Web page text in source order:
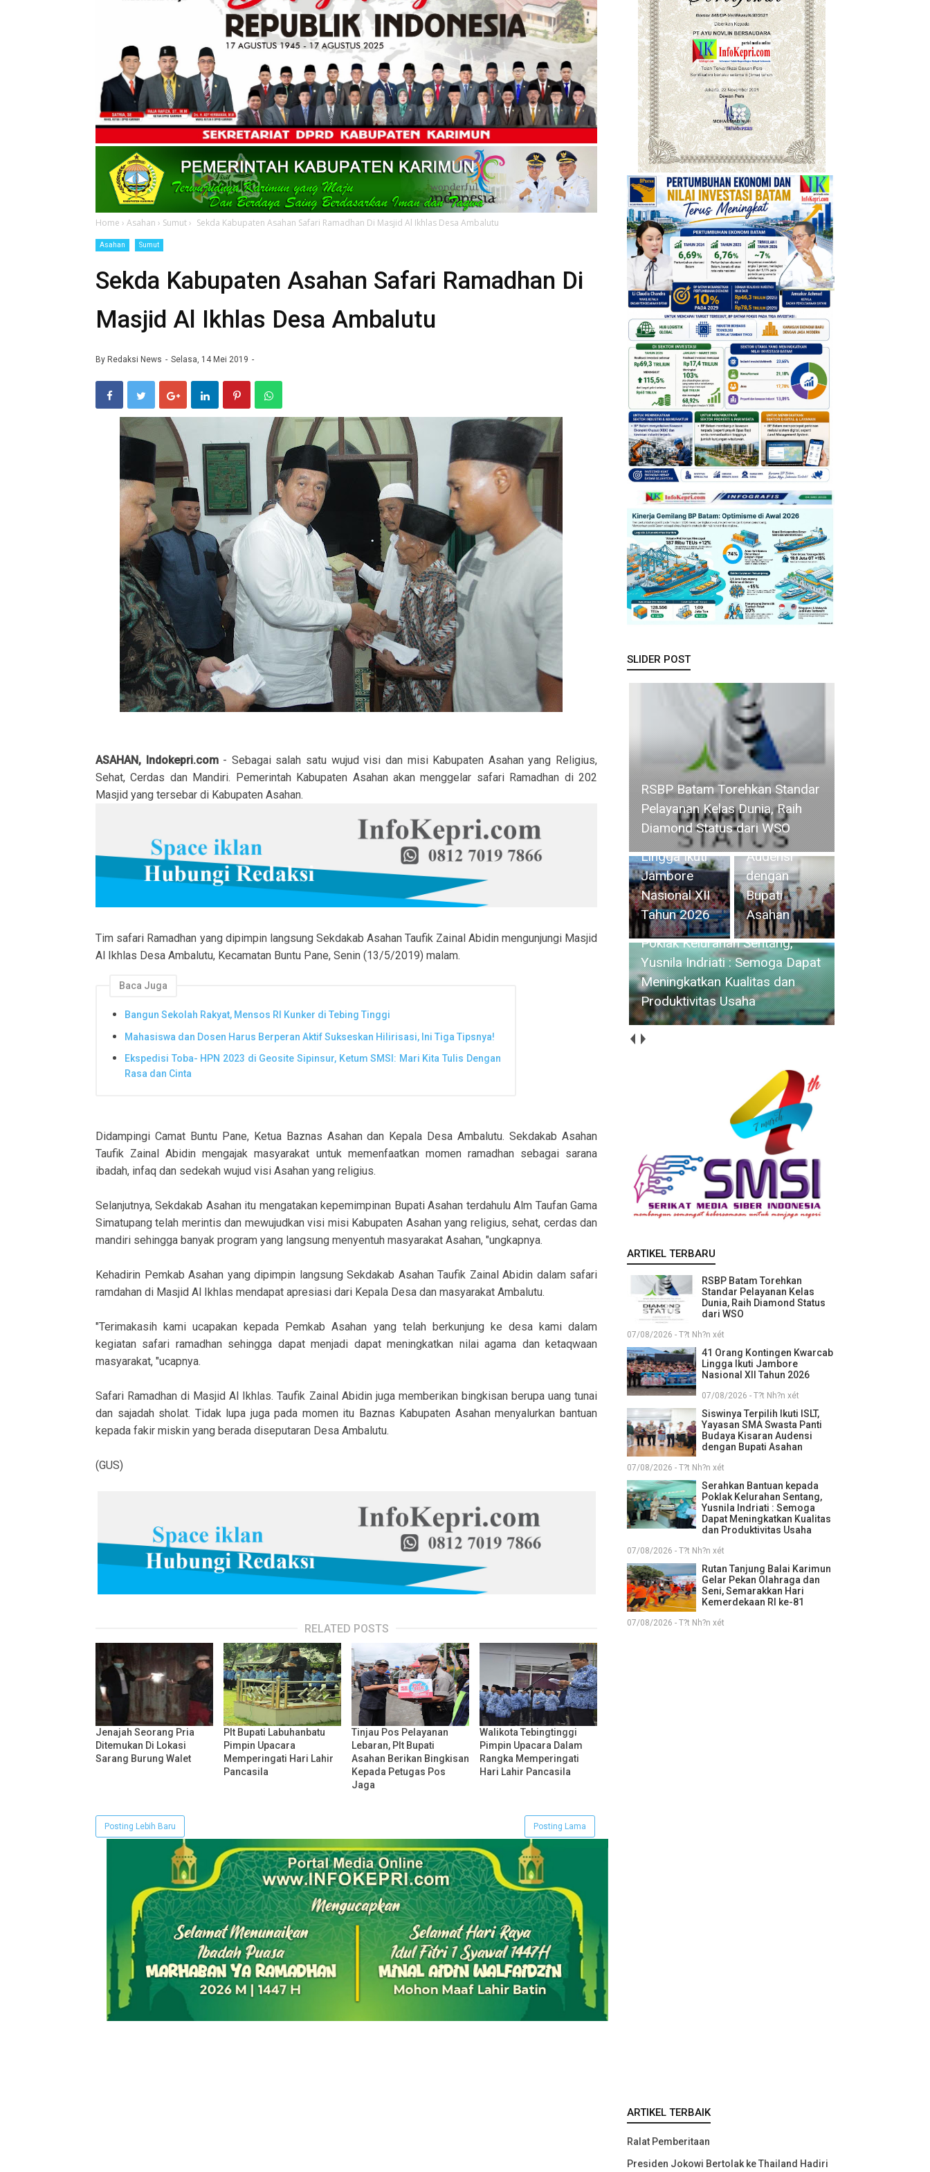
Home › Asahan › Sumut› Sekda Kabupaten Asahan Safari Ramadhan Di Masjid Al Ikhlas Desa Ambalutu
Asahan Sumut
Sekda Kabupaten Asahan Safari Ramadhan Di
Masjid Al Ikhlas Desa Ambalutu
By Redaksi News Selasa, 14 Mei 2019
ASAHAN, Indokepri.com - Sebagai salah satu wujud visi dan misi Kabupaten Asahan yang Religius,
Sehat, Cerdas dan Mandiri. Pemerintah Kabupaten Asahan akan menggelar safari Ramadhan di 202
Masjid yang tersebar di Kabupaten Asahan.
Tim safari Ramadhan yang dipimpin langsung Sekdakab Asahan Taufik Zainal Abidin mengunjungi Masjid
Al Ikhlas Desa Ambalutu, Kecamatan Buntu Pane, Senin (13/5/2019) malam.
Baca Juga
Bangun Sekolah Rakyat, Mensos RI Kunker di Tebing Tinggi
Mahasiswa dan Dosen Harus Berperan Aktif Sukseskan Hilirisasi, Ini Tiga Tipsnya!
Ekspedisi Toba- HPN 2023 di Geosite Sipinsur, Ketum SMSI: Mari Kita Tulis Dengan
Rasa dan Cinta
Didampingi Camat Buntu Pane, Ketua Baznas Asahan dan Kepala Desa Ambalutu. Sekdakab Asahan
Taufik Zainal Abidin mengajak masyarakat untuk memenfaatkan momen ramadhan sebagai sarana
ibadah, infaq dan sedekah wujud visi Asahan yang religius.
Selanjutnya, Sekdakab Asahan itu mengatakan kepemimpinan Bupati Asahan terdahulu Alm Taufan Gama
Simatupang telah merintis dan mewujudkan visi misi Kabupaten Asahan yang religius, sehat, cerdas dan
mandiri sehingga banyak program yang langsung menyentuh masyarakat Asahan, "ungkapnya.
Kehadirin Pemkab Asahan yang dipimpin langsung Sekdakab Asahan Taufik Zainal Abidin dalam safari
ramdahan di Masjid Al Ikhlas mendapat apresiasi dari Kepala Desa dan masyarakat Ambalutu.
"Terimakasih kami ucapakan kepada Pemkab Asahan yang telah berkunjung ke desa kami dalam
kegiatan safari ramadhan sehingga dapat menjadi dapat meningkatkan nilai agama dan ketaqwaan
masyarakat, "ucapnya.
Safari Ramadhan di Masjid Al Ikhlas. Taufik Zainal Abidin juga memberikan bingkisan berupa uang tunai
dan sajadah sholat. Tidak lupa juga pada momen itu Baznas Kabupaten Asahan menyalurkan bantuan
kepada fakir miskin yang berada diseputaran Desa Ambalutu.
(GUS)
RELATED POSTS
Jenajah Seorang Pria
Ditemukan Di Lokasi
Sarang Burung Walet
Plt Bupati Labuhanbatu
Pimpin Upacara
Memperingati Hari Lahir
Pancasila
Tinjau Pos Pelayanan
Lebaran, Plt Bupati
Asahan Berikan Bingkisan
Kepada Petugas Pos
Jaga
Walikota Tebingtinggi
Pimpin Upacara Dalam
Rangka Memperingati
Hari Lahir Pancasila
Posting Lebih Baru Posting Lama
SLIDER POST
41 Orang
Kontingen
Kwarcab Lingga
Ikuti Jambore
Nasional XII
Tahun 2026
Siswinya
Terpilih Ikuti
ISLT,
Yayasan
SMA Swasta
Panti
Budaya
Kisaran
Audensi
dengan
Bupati
Asahan
Serahkan Bantuan kepada
Poklak Kelurahan Sentang,
Yusnila Indriati : Semoga
Dapat Meningkatkan
Kualitas dan Produktivitas
Usaha
Rutan Tanjung Balai Karimun
Gelar Pekan Olahraga dan Seni,
Semarakkan Hari
Kemerdekaan RI ke-81
ARTIKEL TERBARU
RSBP Batam Torehkan
Standar Pelayanan Kelas
Dunia, Raih Diamond Status
dari WSO
07/08/2026 - T?t Nh?n xét
41 Orang Kontingen Kwarcab
Lingga Ikuti Jambore
Nasional XII Tahun 2026
07/08/2026 - T?t Nh?n xét
Siswinya Terpilih Ikuti ISLT,
Yayasan SMA Swasta Panti
Budaya Kisaran Audensi
dengan Bupati Asahan
07/08/2026 - T?t Nh?n xét
Serahkan Bantuan kepada
Poklak Kelurahan Sentang,
Yusnila Indriati : Semoga
Dapat Meningkatkan Kualitas
dan Produktivitas Usaha
07/08/2026 - T?t Nh?n xét
Rutan Tanjung Balai Karimun
Gelar Pekan Olahraga dan
Seni, Semarakkan Hari
Kemerdekaan RI ke-81
07/08/2026 - T?t Nh?n xét
ARTIKEL TERBAIK
Ralat Pemberitaan
Presiden Jokowi Bertolak ke Thailand Hadiri